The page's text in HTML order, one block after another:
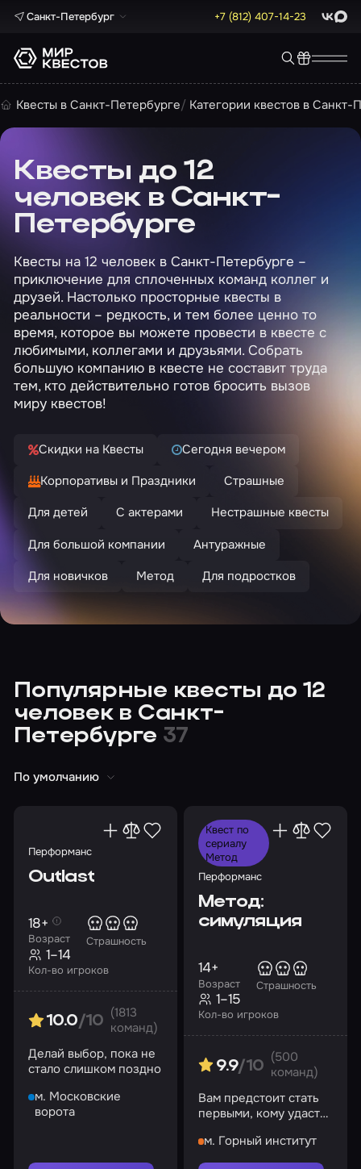
Санкт-Петербург +7 (812) 407-14-23 Max
Квесты в Санкт-Петербурге Категории квестов в Санкт-
Квесты до 12
человек в Санкт-
Петербурге
Квесты на 12 человек в Санкт-Петербурге –
приключение для сплоченных команд коллег и
друзей. Настолько просторные квесты в
реальности – редкость, и тем более ценно то
время, которое вы можете провести в квесте с
любимыми, коллегами и друзьями. Собрать
большую компанию в квесте не составит труда
тем, кто действительно готов бросить вызов
миру квестов!
Скидки на Квесты
Сегодня вечером
Корпоративы и Праздники
Страшные
Для детей
С актерами
Нестрашные квесты
Для большой компании
Антуражные
Для новичков
Метод Для подростков
Популярные квесты до 12
человек в Санкт-
Петербурге 37
По умолчанию
Перформанс
Outlast
Возраст
18+
Страшность
Кол-во игроков
1–14
10.0/10
(1813
команд)
Делай выбор, пока не
стало слишком поздно
м. Московские
ворота
Квест по
сериалу
Метод
Перформанс
Метод:
симуляция
Возраст
14+
Страшность
Кол-во игроков
1–15
9.9/10
(500
команд)
Вам предстоит стать
первыми, кому удастся
симуляцию разума
другого человека
м. Горный институт